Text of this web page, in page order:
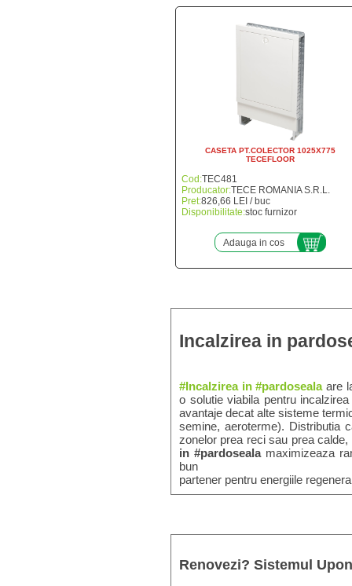
CASETA PT.COLECTOR 1025X775
TECEFLOOR
Cod:TEC481
Producator:TECE ROMANIA S.R.L.
Pret:826,66 LEI / buc
Disponibilitate:stoc furnizor
Adauga in cos
Incalzirea in
#Incalzirea in #pardosealaare
o solutie viabila pentru
avantaje decat alte sisteme
semine, aeroterme). Distributia
zonelor prea reci sau prea
in #pardosealamaximizeaza
bun
partener pentru energiile
Renovezi? Sistemul